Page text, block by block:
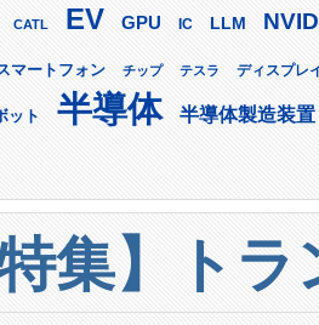
CATL EV GPU IC LLM
マートフォン チップ テスラ ディスプレ
ット 半導体 半導体製造装置
特集】ト